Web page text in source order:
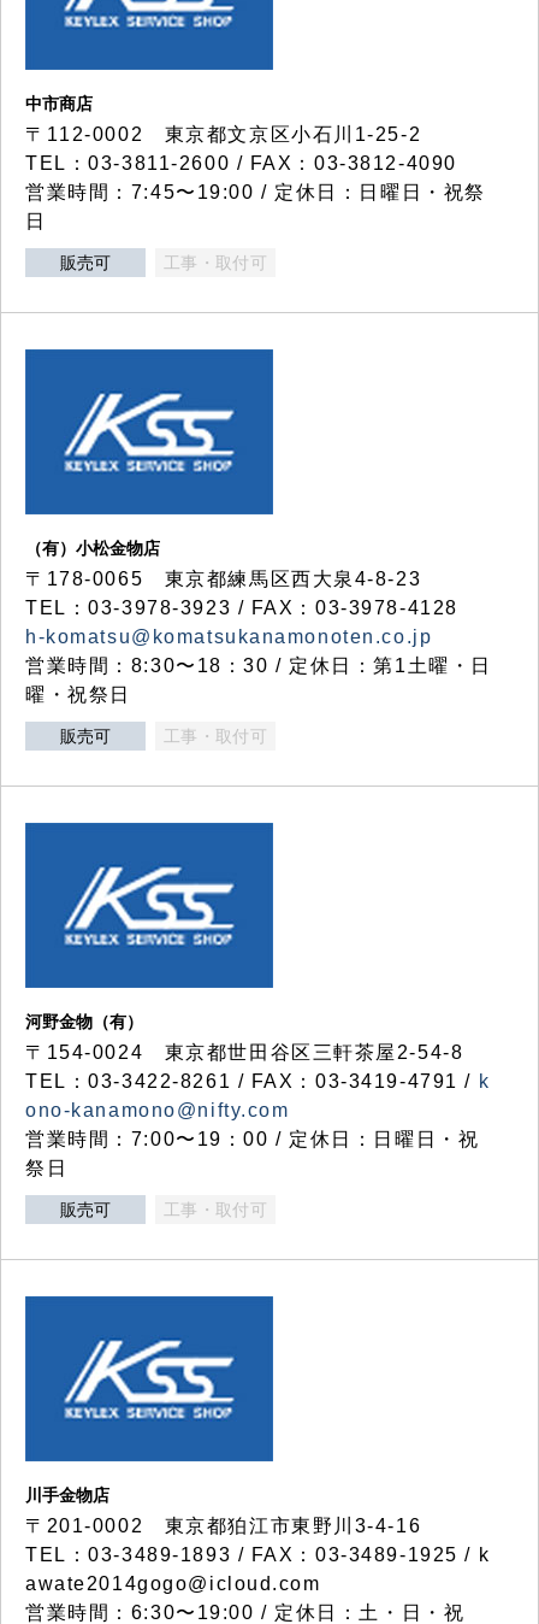
中市商店
〒112-0002 東京都文京区小石川1-25-2
TEL：03-3811-2600 / FAX：03-3812-4090
営業時間：7:45〜19:00 / 定休日：日曜日・祝祭
日
販売可 工事・取付可
（有）小松金物店
〒178-0065 東京都練馬区西大泉4-8-23
TEL：03-3978-3923 / FAX：03-3978-4128
h-komatsu@komatsukanamonoten.co.jp
営業時間：8:30〜18：30 / 定休日：第1土曜・日
曜・祝祭日
販売可 工事・取付可
河野金物（有）
〒154-0024 東京都世田谷区三軒茶屋2-54-8
TEL：03-3422-8261 / FAX：03-3419-4791 / k
ono-kanamono@nifty.com
営業時間：7:00〜19：00 / 定休日：日曜日・祝
祭日
販売可 工事・取付可
川手金物店
〒201-0002 東京都狛江市東野川3-4-16
TEL：03-3489-1893 / FAX：03-3489-1925 / k
awate2014gogo@icloud.com
営業時間：6:30〜19:00 / 定休日：土・日・祝